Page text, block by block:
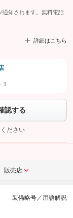
知されます。無料電話
詳細はこちら
「許可する」ボタンを押
せを
認する
ださい
販売店
装備略号／用語解説